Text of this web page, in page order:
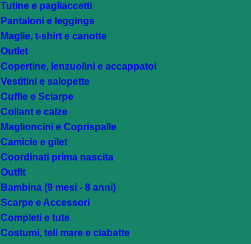
Tutine e pagliaccetti
Pantaloni e leggings
Maglie, t-shirt e canotte
Outlet
Copertine, lenzuolini e accappatoi
Vestitini e salopette
Cuffie e Sciarpe
Collant e calze
Maglioncini e Coprispalle
Camicie e gilet
Coordinati prima nascita
Outfit
Bambina (9 mesi - 8 anni)
Scarpe e Accessori
Completi e tute
Costumi, teli mare e ciabatte